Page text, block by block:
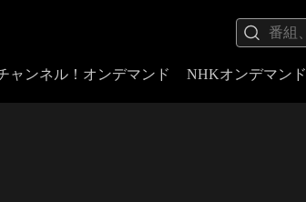
ャンネル！オンデマンド NHKオンデマンド